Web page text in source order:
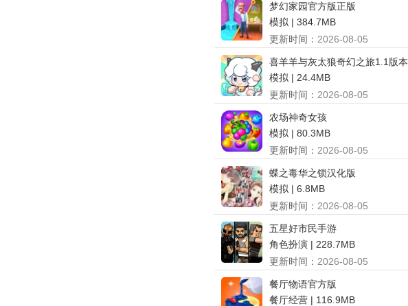
梦幻家园官方版正版
模拟 | 384.7MB
更新时间： 2026-08-05
喜羊羊与灰太狼奇幻之旅1.1版本
模拟 | 24.4MB
更新时间： 2026-08-05
农场神奇女孩
模拟 | 80.3MB
更新时间： 2026-08-05
蝶之毒华之锁汉化版
模拟 | 6.8MB
更新时间： 2026-08-05
五星好市民手游
角色扮演 | 228.7MB
更新时间： 2026-08-05
餐厅物语官方版
餐厅经营 | 116.9MB